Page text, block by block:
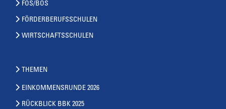
FOS/BOS
FÖRDERBERUFSSCHULEN
WIRTSCHAFTSSCHULEN
THEMEN
EINKOMMENSRUNDE 2026
RÜCKBLICK BBK 2025